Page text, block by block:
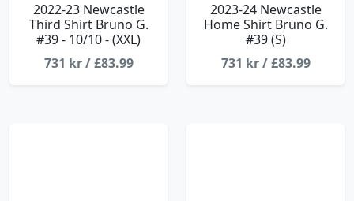
2022-23 Newcastle
Third Shirt Bruno G.
#39 - 10/10 - (XXL)
731 kr / £83.99
2023-24 Newcastle
Home Shirt Bruno G.
#39 (S)
731 kr / £83.99